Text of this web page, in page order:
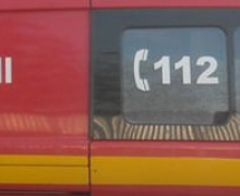
special la Baia Mare, la
se vor desfășura
„Laurențiu
Mineralogie Baia Mare,
ALE